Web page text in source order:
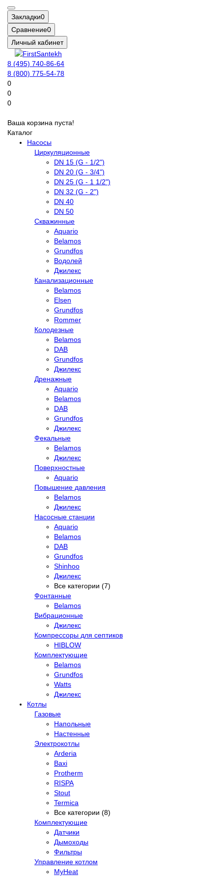
Закладки0
Сравнение0
Личный кабинет
8 (495) 740-86-64
8 (800) 775-54-78
0
0
0
Ваша корзина пуста!
Каталог
Насосы
Циркуляционные
DN 15 (G - 1/2")
DN 20 (G - 3/4")
DN 25 (G - 1 1/2")
DN 32 (G - 2")
DN 40
DN 50
Скважинные
Aquario
Belamos
Grundfos
Водолей
Джилекс
Канализационные
Belamos
Elsen
Grundfos
Rommer
Колодезные
Belamos
DAB
Grundfos
Джилекс
Дренажные
Aquario
Belamos
DAB
Grundfos
Джилекс
Фекальные
Belamos
Джилекс
Поверхностные
Aquario
Повышение давления
Belamos
Джилекс
Насосные станции
Aquario
Belamos
DAB
Grundfos
Shinhoo
Джилекс
Все категории (7)
Фонтанные
Belamos
Вибрационные
Джилекс
Компрессоры для септиков
HIBLOW
Комплектующие
Belamos
Grundfos
Watts
Джилекс
Котлы
Газовые
Напольные
Настенные
Электрокотлы
Arderia
Baxi
Protherm
RISPA
Stout
Termica
Все категории (8)
Комплектующие
Датчики
Дымоходы
Фильтры
Управление котлом
MyHeat